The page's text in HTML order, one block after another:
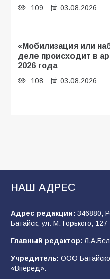
109 03.08.2026
«Мобилизация или
деле происходит в
2026 года
108 03.08.2026
В Батайске
107 04.08.2026
строительные
спортивного
90
НАШ АДРЕС
Адрес редакции: 346880,
Батайск, ул. М. Горького, 127
Главный редактор:
Учредитель: ООО
«Вперёд».